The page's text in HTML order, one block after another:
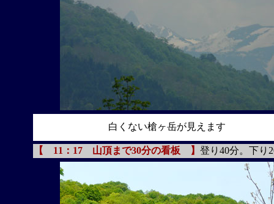
白くない槍ヶ岳が見えます
【 11：17 山頂まで30分の看板 】 登り40分。下り